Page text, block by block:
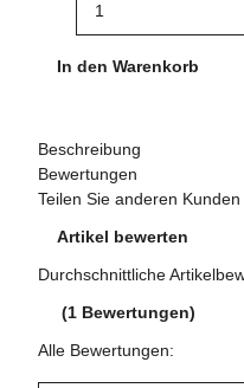
In den Warenkorb
Beschreibung
Bewertungen
Durchschnittliche
(1 Bewertungen)
Teilen Sie anderen
Artikel bewerten
Alle Bewertungen: